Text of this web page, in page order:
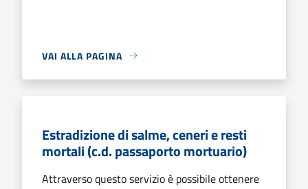
VAI ALLA PAGINA
Estradizione di salme, ceneri e resti
mortali (c.d. passaporto mortuario)
Attraverso questo servizio è possibile ottenere